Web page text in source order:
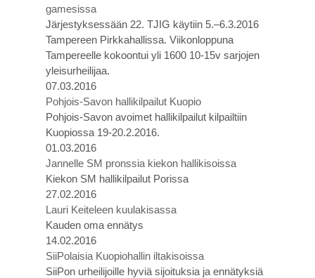
gamesissa
Järjestyksessään 22. TJIG käytiin 5.–6.3.2016
Tampereen Pirkkahallissa. Viikonloppuna
Tampereelle kokoontui yli 1600 10-15v sarjojen
yleisurheilijaa.
07.03.2016
Pohjois-Savon hallikilpailut Kuopio
Pohjois-Savon avoimet hallikilpailut kilpailtiin
Kuopiossa 19-20.2.2016.
01.03.2016
Jannelle SM pronssia kiekon hallikisoissa
Kiekon SM hallikilpailut Porissa
27.02.2016
Lauri Keiteleen kuulakisassa
Kauden oma ennätys
14.02.2016
SiiPolaisia Kuopiohallin iltakisoissa
SiiPon urheilijoille hyviä sijoituksia ja ennätyksiä